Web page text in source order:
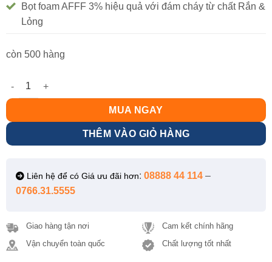
Bọt foam AFFF 3% hiệu quả với đám cháy từ chất Rắn &
Lỏng
còn 500 hàng
Bình chữa cháy bọt foam 6 lít Vinafoam V6F (Tem PCCC) số
MUA NGAY
THÊM VÀO GIỎ HÀNG
Liên hệ để có Giá ưu đãi hơn: 08888 44 114 –
0766.31.5555
Giao hàng tận nơi
Vận chuyển toàn quốc
Cam kết chính hãng
Chất lượng tốt nhất